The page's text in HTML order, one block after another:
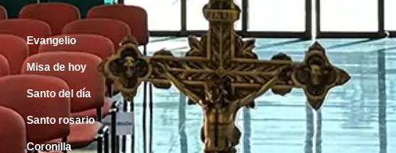
Evangelio
Misa de hoy
Santo del día
Santo rosario
Coronilla